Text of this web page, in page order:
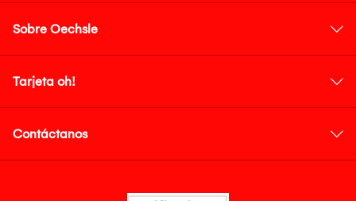
Sobre Oechsle
Tarjeta oh!
Contáctanos